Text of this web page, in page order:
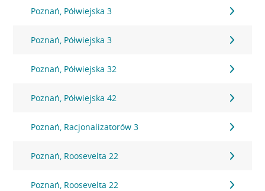
Poznań, Półwiejska 3
Poznań, Półwiejska 3
Poznań, Półwiejska 32
Poznań, Półwiejska 42
Poznań, Racjonalizatorów 3
Poznań, Roosevelta 22
Poznań, Roosevelta 22